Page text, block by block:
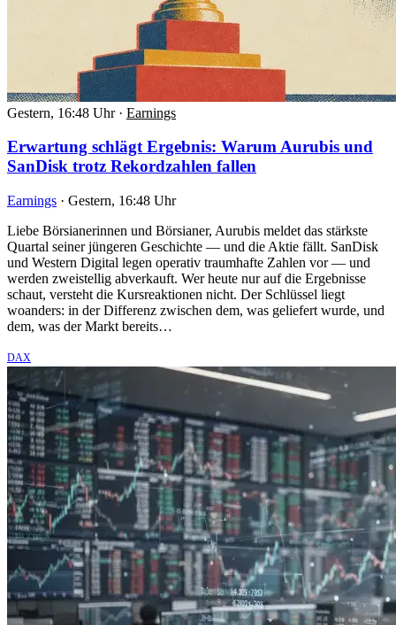
Gestern, 16:48 Uhr · Earnings
Erwartung schlägt Ergebnis: Warum Aurubis und
SanDisk trotz Rekordzahlen fallen
Earnings · Gestern, 16:48 Uhr
Liebe Börsianerinnen und Börsianer, Aurubis meldet das stärkste
Quartal seiner jüngeren Geschichte — und die Aktie fällt. SanDisk
und Western Digital legen operativ traumhafte Zahlen vor — und
werden zweistellig abverkauft. Wer heute nur auf die Ergebnisse
schaut, versteht die Kursreaktionen nicht. Der Schlüssel liegt
woanders: in der Differenz zwischen dem, was geliefert wurde, und
dem, was der Markt bereits…
DAX